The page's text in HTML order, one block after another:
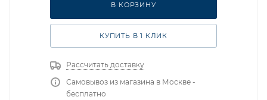
В КОРЗИНУ
КУПИТЬ В 1 КЛИК
Рассчитать доставку
Самовывоз из магазина в Москве -
бесплатно